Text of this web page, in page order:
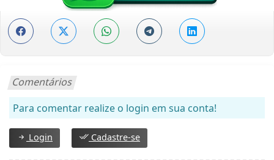
Comentários
Para comentar realize o login em sua conta!
Login Cadastre-se